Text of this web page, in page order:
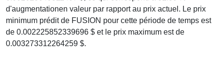
d'augmentationen valeur par rapport au prix actuel. Le prix
minimum prédit de FUSION pour cette période de temps est
de 0.002225852339696 $ et le prix maximum est de
0.003273312264259 $.